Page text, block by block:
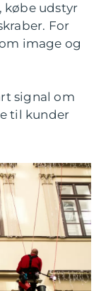
købe udstyr
For
image og
signal om
til kunder